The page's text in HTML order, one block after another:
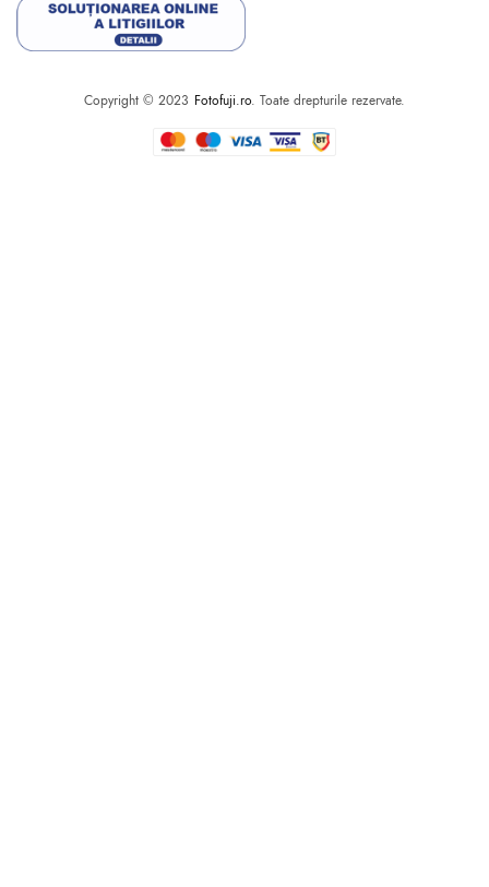
Copyright © 2023 Fotofuji.ro. Toate drepturile rezervate.